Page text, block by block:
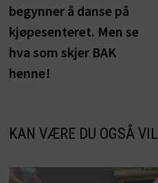
begynner å danse på
kjøpesenteret. Men se
hva som skjer BAK
henne!
KAN VÆRE DU OGSÅ